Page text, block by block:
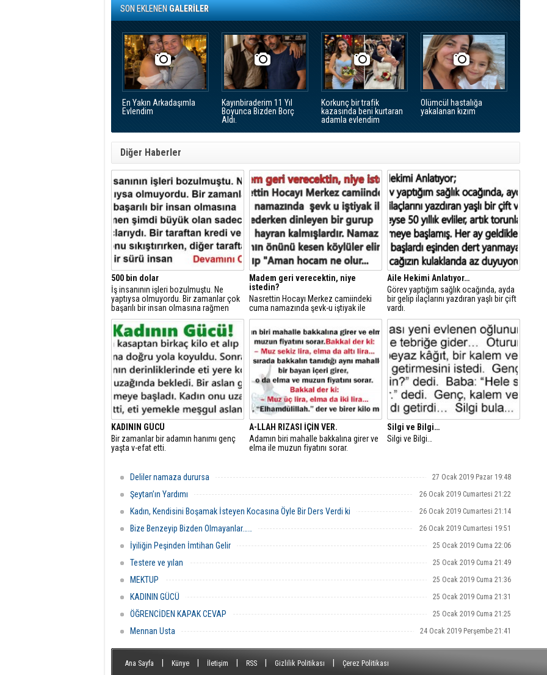
SON EKLENENGALERİLER
En Yakın Arkadaşımla
Evlendim
Kayınbiraderim 11 Yıl
Boyunca Bizden Borç
Aldı.
Korkunç bir trafik
kazasında beni kurtaran
adamla evlendim
Olümcül hastalığa
yakalanan kızım
Diğer Haberler
500 bin dolar
İş insanının işleri bozulmuştu. Ne
yaptıysa olmuyordu. Bir zamanlar çok
başarılı bir insan olmasına rağmen
şimdi büyük olan sadece borçlarıydı.
Madem geri verecektin, niye
istedin?
Nasrettin Hocayı Merkez camiindeki
cuma namazında şevk-u iştiyak ile
vaaz ederken dinleyen bir gurup köylü
Aile Hekimi Anlatıyor…
Görev yaptığım sağlık ocağında, ayda
bir gelip ilaçlarını yazdıran yaşlı bir çift
vardı.
KADININ GÜCÜ
Bir zamanlar bir adamın hanımı genç
yaşta v-efat etti.
A-LLAH RIZASI İÇİN VER.
Adamın biri mahalle bakkalına girer ve
elma ile muzun fiyatını sorar.
Silgi ve Bilgi…
Silgi ve Bilgi…
Deliler namaza durursa 27 Ocak 2019 Pazar 19:48
Şeytan’ın Yardımı 26 Ocak 2019 Cumartesi 21:22
Kadın, Kendisini Boşamak İsteyen Kocasına Öyle Bir Ders Verdi ki 26 Ocak 2019 Cumartesi 21:14
Bize Benzeyip Bizden Olmayanlar…… 26 Ocak 2019 Cumartesi 19:51
İyiliğin Peşinden İmtihan Gelir 25 Ocak 2019 Cuma 22:06
Testere ve yılan 25 Ocak 2019 Cuma 21:49
MEKTUP 25 Ocak 2019 Cuma 21:36
KADININ GÜCÜ 25 Ocak 2019 Cuma 21:31
ÖĞRENCİDEN KAPAK CEVAP 25 Ocak 2019 Cuma 21:25
Mennan Usta 24 Ocak 2019 Perşembe 21:41
Ana Sayfa Künye İletişim RSS Gizlilik Politikası Çerez Politikası